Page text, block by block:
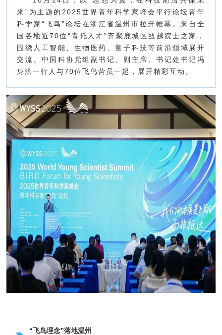
来”为主题的2025世界青年科学家峰会平行论坛青年
科学家“飞鸟”论坛在浙江省温州市拉开帷幕。来自全
国各地近70位“青托人才”齐聚鹿城区瓯越院士之家，
围绕人工智能、生物医药、量子科技等前沿领域展开
交流。中国科协党组副书记、副主席、书记处书记冯
身洪一行人与70位飞鸟营员一起，展开精彩互动。
“飞鸟理念”落地温州